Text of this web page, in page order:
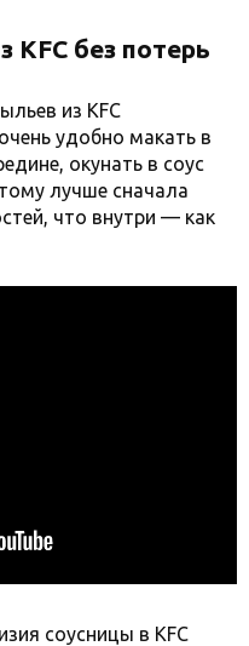
KFC без потерь
из KFC
удобно макать в
окунать в соус
лучше сначала
что внутри — как
соусницы в KFC